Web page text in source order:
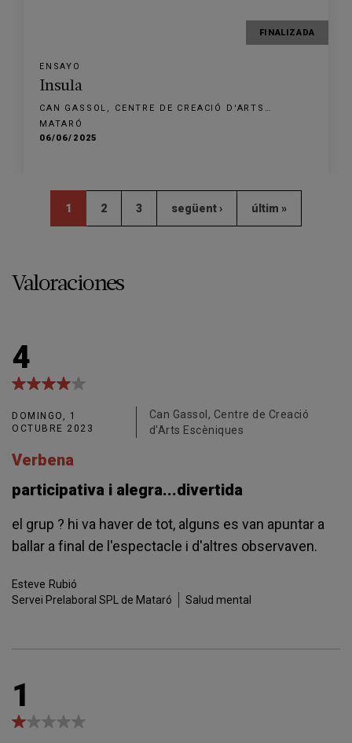
FINALIZADA
ENSAYO
Insula
CAN GASSOL, CENTRE DE CREACIÓ D'ARTS
ESCÈNIQUES
MATARÓ
06/06/2025
1 2 3 següent › últim »
Valoraciones
4
DOMINGO, 1
OCTUBRE 2023
Can Gassol, Centre de Creació
d'Arts Escèniques
Verbena
participativa i alegra...divertida
el grup ? hi va haver de tot, alguns es van apuntar a
ballar a final de l'espectacle i d'altres observaven.
Esteve Rubió
Servei Prelaboral SPL de Mataró
Salud mental
1